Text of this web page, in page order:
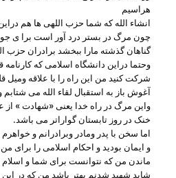
هراسیم
انشاء الله که شما حزب اللهی ها هم
چون مرگ در بستر درد آور است برا ی
گناهان گذشته مارا ببخشد برادران حزب
وحتما دراین دانشگاه اسلامی که
شرکت کنید من این راه را با علاقه ومیل
آغوش باز به استقبال لقاء الله می
واین مرگ در راه خدا یعنی «شهادت » از
خنک در روز تابستان گواراتر می باشد.
اما سخن با پدر ومادر وبرادرانم و
و ایمان بودید و احکام اسلامی را برای
ماندن من که نتوانست برای شما و اسلام
شاید شهید شدنم بهتر باشد من که در